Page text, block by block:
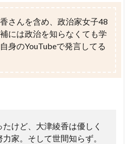
さんを含め、政治家女子48
には政治を知らなくても学
身のYouTubeで発言してる
けど、大津綾香は優しく
家。そして世間知らず。